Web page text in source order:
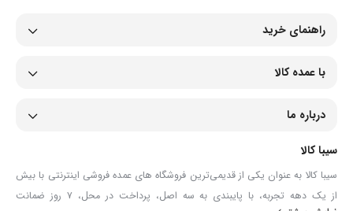
راهنمای خرید
با عمده کالا
درباره ما
سیبا کالا
سیبا کالا به عنوان یکی از قدیمی‌ترین فروشگاه های عمده فروشی اینترنتی با بیش
از یک دهه تجربه، با پایبندی به سه اصل، پرداخت در محل، ۷ روز ضمانت